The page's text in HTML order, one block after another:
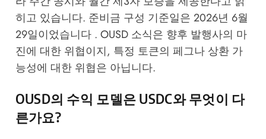
히고 있습니다. 준비금 구성 기준일은 2026년 6월
29일이었습니다 . OUSD 소식은 향후 발행사의 마
진에 대한 위협이지, 특정 토큰의 페그나 상환 가
능성에 대한 위협은 아닙니다.
OUSD의 수익 모델은 USDC와 무엇이 다
른가요?